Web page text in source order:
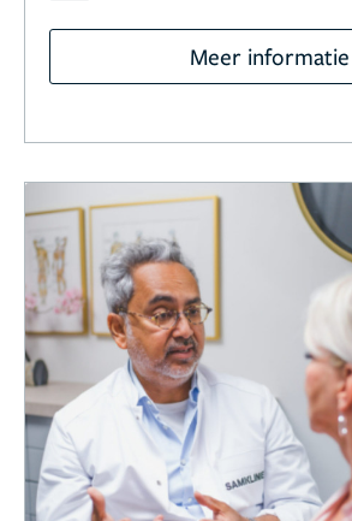
Meer informatie